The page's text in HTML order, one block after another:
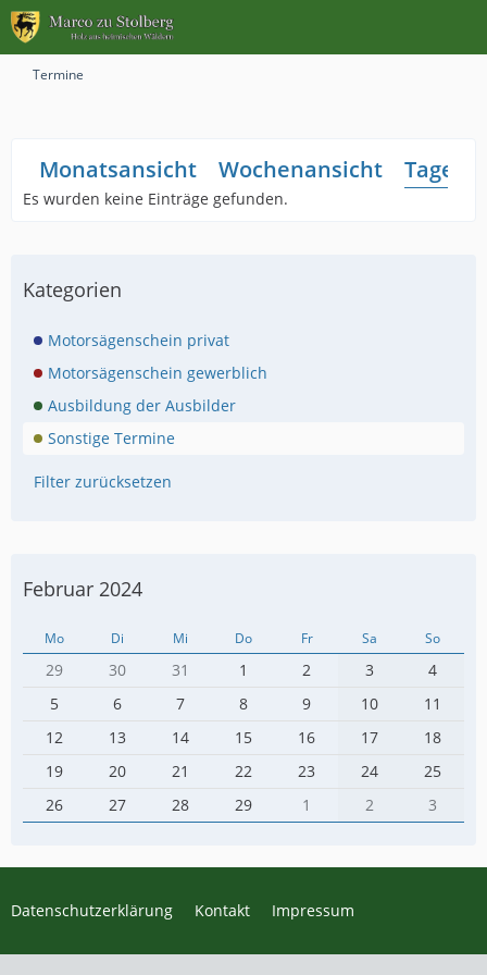
Termine
Monatsansicht Wochenansicht
Es wurden keine Einträge gefunden.
Kategorien
Motorsägenschein privat
Motorsägenschein gewerblich
Ausbildung der Ausbilder
Sonstige Termine
Filter zurücksetzen
Februar 2024
Mo Di Mi Do Fr Sa So
29 30 31 1 2 3
4
5
6 7 8 9 10
11
12
13 14 15 16 17
18
19
20 21 22 23 24
25
26
27 28 29 1 2 3
Datenschutzerklärung Kontakt Impressum